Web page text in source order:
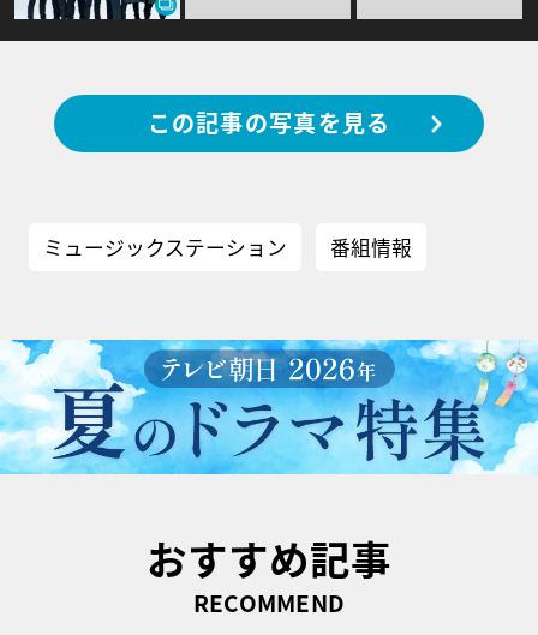
この記事の写真を見る
ミュージックステーション 番組情報
おすすめ記事
RECOMMEND